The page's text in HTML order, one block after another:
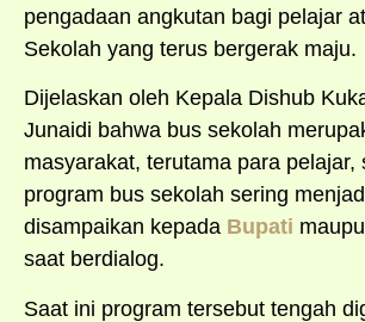
pengadaan angkutan bagi pelajar
Sekolah yang terus bergerak maju.
Dijelaskan oleh Kepala Dishub
Junaidi bahwa bus sekolah
masyarakat, terutama para pelajar,
program bus sekolah sering
disampaikan kepada Bupati
saat berdialog.
Saat ini program tersebut tengah